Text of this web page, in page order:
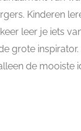
Kinderen
leer je iets
grote inspirator.
de mooiste